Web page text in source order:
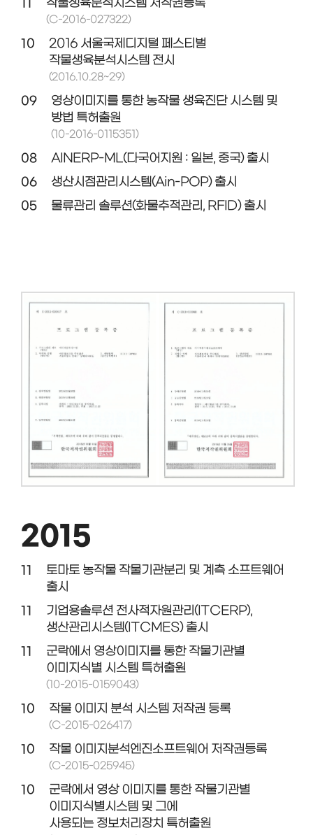
11 작물생육분석시스템 저작권등록
(C-2016-027322)
10
2016 서울국제디지털 페스티벌
작물생육분석시스템 전시
(2016.10.28~29)
09
영상이미지를 통한 농작물 생육진단 시스템 및
방법 특허출원
(10-2016-0115351)
08
AINERP-ML(다국어지원 : 일본, 중국) 출시
06
생산시점관리시스템(Ain-POP) 출시
05
물류관리 솔루션(화물추적관리, RFID) 출시
2015
11
토마토 농작물 작물기관분리 및 계측 소프트웨어
출시
11
기업용솔루션 전사적자원관리(ITCERP),
생산관리시스템(ITCMES) 출시
11
군락에서 영상이미지를 통한 작물기관별
이미지식별 시스템 특허출원
(10-2015-0159043)
10 작물 이미지 분석 시스템 저작권 등록
(C-2015-026417)
10 작물 이미지분석엔진소프트웨어 저작권등록
(C-2015-025945)
10
군락에서 영상 이미지를 통한 작물기관별
이미지식별시스템 및 그에
사용되는 정보처리장치 특허출원